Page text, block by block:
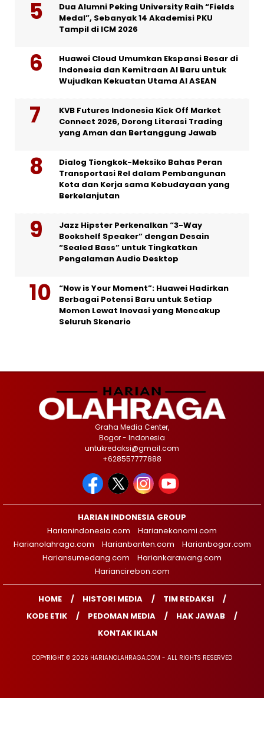
Dua Alumni Peking University Raih “Fields
Medal”, Sebanyak 14 Akademisi PKU
Tampil di ICM 2026
Huawei Cloud Umumkan Ekspansi Besar di
Indonesia dan Kemitraan AI Baru untuk
Wujudkan Kekuatan Utama AI ASEAN
KVB Futures Indonesia Kick Off Market
Connect 2026, Dorong Literasi Trading
yang Aman dan Bertanggung Jawab
Dialog Tiongkok-Meksiko Bahas Peran
Transportasi Rel dalam Pembangunan
Kota dan Kerja sama Kebudayaan yang
Berkelanjutan
Jazz Hipster Perkenalkan “3-Way
Bookshelf Speaker” dengan Desain
“Sealed Bass” untuk Tingkatkan
Pengalaman Audio Desktop
“Now is Your Moment”: Huawei Hadirkan
Berbagai Potensi Baru untuk Setiap
Momen Lewat Inovasi yang Mencakup
Seluruh Skenario
Graha Media Center,
Bogor - Indonesia
untukredaksi@gmail.com
+628557777888
HARIAN INDONESIA GROUP
Harianindonesia.com
Harianekonomi.com
Harianolahraga.com
Harianbanten.com
Harianbogor.com
Hariansumedang.com
Hariankarawang.com
Hariancirebon.com
HOME HISTORI MEDIA
TIM REDAKSI
KODE ETIK
PEDOMAN MEDIA
HAK JAWAB
KONTAK IKLAN
COPYRIGHT © 2026 HARIANOLAHRAGA.COM - ALL RIGHTS RESERVED